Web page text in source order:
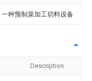
一种预制菜加工切料设备
Description